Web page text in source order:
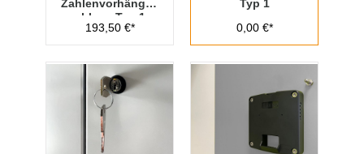
Zahlenvorhänges
chloss Typ 1
193,50 €*
Typ 1
0,00 €*